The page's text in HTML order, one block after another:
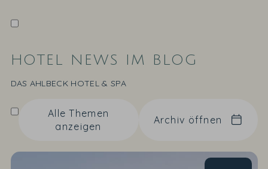
HOTEL NEWS IM BLOG
DAS AHLBECK HOTEL & SPA
Alle Themen
anzeigen
Archiv öffnen